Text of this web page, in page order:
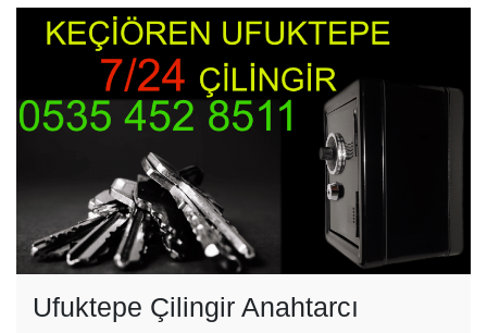
Ufuktepe Çilingir Anahtarcı